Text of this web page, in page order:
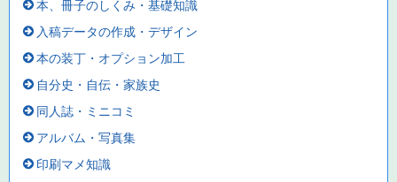
本、冊子のしくみ・基礎知識
入稿データの作成・デザイン
本の装丁・オプション加工
自分史・自伝・家族史
同人誌・ミニコミ
アルバム・写真集
印刷マメ知識